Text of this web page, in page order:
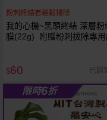
粉刺終結者輕鬆掃除
我的心機~黑頭終結 深層粉
膜(22g) 附贈粉刺拔除專
$60 已銷
限時6折